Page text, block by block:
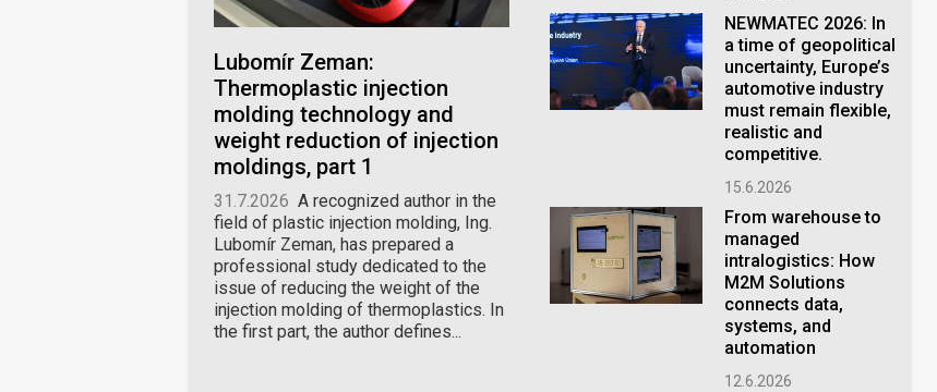
Lubomír Zeman:
Thermoplastic injection
molding technology and
weight reduction of injection
moldings, part 1
31.7.2026 A recognized author in the
field of plastic injection molding, Ing.
Lubomír Zeman, has prepared a
professional study dedicated to the
issue of reducing the weight of the
injection molding of thermoplastics. In
the first part, the author defines...
NEWMATEC 2026: In
a time of geopolitical
uncertainty, Europe’s
automotive industry
must remain flexible,
realistic and
competitive.
15.6.2026
From warehouse to
managed
intralogistics: How
M2M Solutions
connects data,
systems, and
automation
12.6.2026